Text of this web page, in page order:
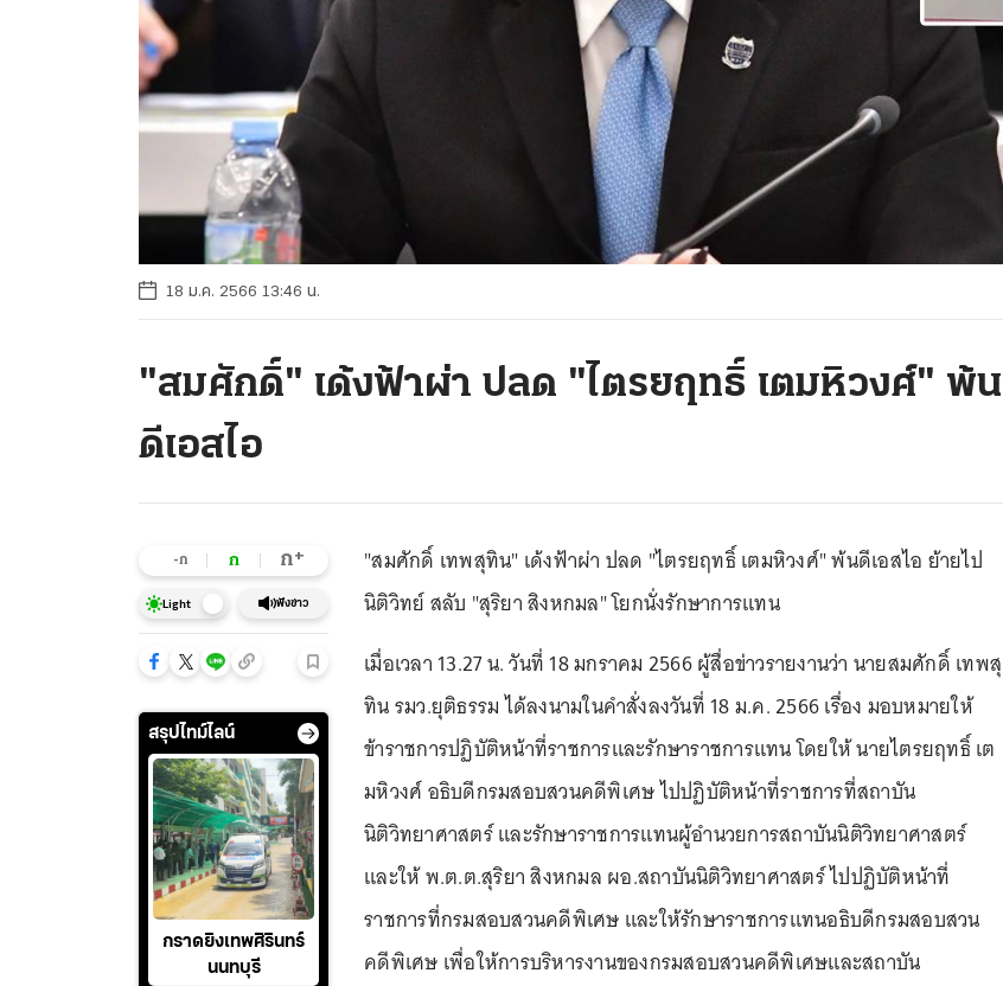
18 ม.ค. 2566 13:46 น.
"สมศักดิ์" เด้งฟ้าผ่า ปลด "ไตรยฤทธิ์ เตมหิวงศ์" พ้น
ดีเอสไอ
-ก ก ก+
Light ฟังข่าว
สรุปไทม์ไลน์
กราดยิงเทพศิรินทร์
นนทบุรี
"สมศักดิ์ เทพสุทิน" เด้งฟ้าผ่า ปลด "ไตรยฤทธิ์ เตมหิวงศ์" พ้นดีเอสไอ ย้ายไป
นิติวิทย์ สลับ "สุริยา สิงหกมล" โยกนั่งรักษาการแทน
เมื่อเวลา 13.27 น. วันที่ 18 มกราคม 2566 ผู้สื่อข่าวรายงานว่า นายสมศักดิ์ เทพสุ
ทิน รมว.ยุติธรรม ได้ลงนามในคำสั่งลงวันที่ 18 ม.ค. 2566 เรื่อง มอบหมายให้
ข้าราชการปฏิบัติหน้าที่ราชการและรักษาราชการแทน โดยให้ นายไตรยฤทธิ์ เต
มหิวงศ์ อธิบดีกรมสอบสวนคดีพิเศษ ไปปฏิบัติหน้าที่ราชการที่สถาบัน
นิติวิทยาศาสตร์ และรักษาราชการแทนผู้อำนวยการสถาบันนิติวิทยาศาสตร์
และให้ พ.ต.ต.สุริยา สิงหกมล ผอ.สถาบันนิติวิทยาศาสตร์ ไปปฏิบัติหน้าที่
ราชการที่กรมสอบสวนคดีพิเศษ และให้รักษาราชการแทนอธิบดีกรมสอบสวน
คดีพิเศษ เพื่อให้การบริหารงานของกรมสอบสวนคดีพิเศษและสถาบัน